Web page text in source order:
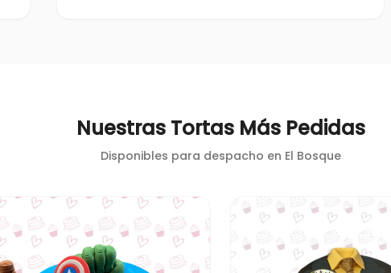
Nuestras Tortas Más Pedidas
Disponibles para despacho en El Bosque